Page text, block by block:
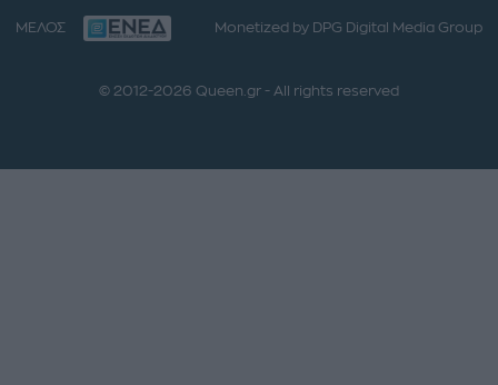
ΜΕΛΟΣ Monetized by DPG Digital Media Group
© 2012-2026 Queen.gr - All rights reserved